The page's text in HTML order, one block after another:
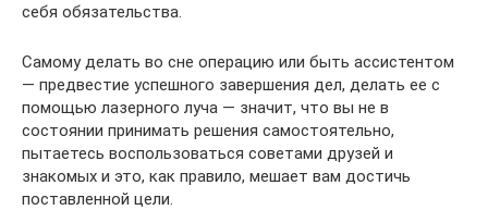
себя обязательства.
Самому делать во сне операцию или быть ассистентом
— предвестие успешного завершения дел, делать ее с
помощью лазерного луча — значит, что вы не в
состоянии принимать решения самостоятельно,
пытаетесь воспользоваться советами друзей и
знакомых и это, как правило, мешает вам достичь
поставленной цели.